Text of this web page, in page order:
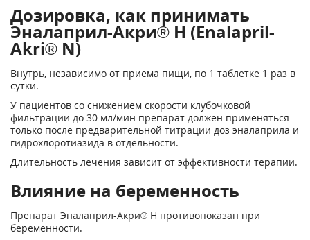
Дозировка, как принимать
Эналаприл-Акри® Н (Enalapril-
Akri® N)
Внутрь, независимо от приема пищи, по 1 таблетке 1 раз в
сутки.
У пациентов со снижением скорости клубочковой
фильтрации до 30 мл/мин препарат должен применяться
только после предварительной титрации доз эналаприла и
гидрохлоротиазида в отдельности.
Длительность лечения зависит от эффективности терапии.
Влияние на беременность
Препарат Эналаприл-Акри® Н противопоказан при
беременности.